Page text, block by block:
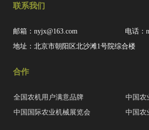
联系我们
邮箱：nyjx@163.com
电话：
地址：北京市朝阳区北沙滩1号院综合楼
合作
全国农机用户满意品牌
中国农
中国国际农业机械展览会
中国农